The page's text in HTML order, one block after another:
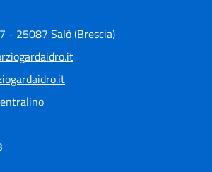
- 25087 Salò (Brescia)